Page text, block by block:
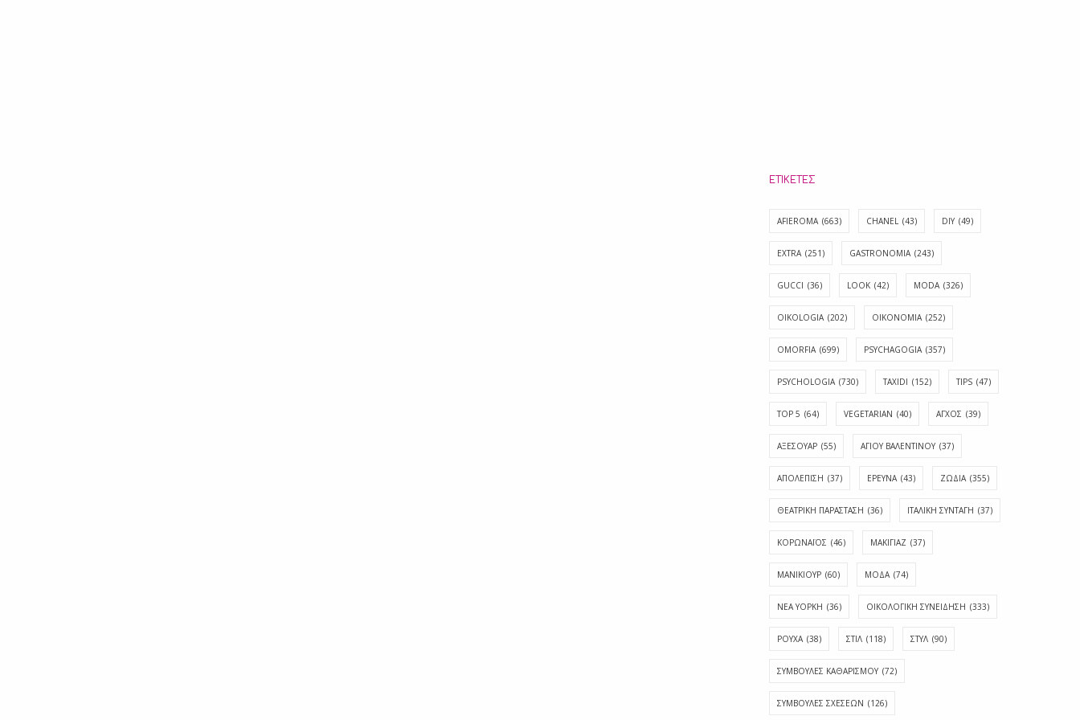
ΕΤΙΚΈΤΕΣ
AFIEROMA (663) CHANEL (43) DIY (49)
EXTRA (251) GASTRONOMIA (243)
GUCCI (36) LOOK (42) MODA (326)
OIKOLOGIA (202) OIKONOMIA (252)
OMORFIA (699) PSYCHAGOGIA (357)
PSYCHOLOGIA (730) TAXIDI (152) TIPS (47)
TOP 5 (64) VEGETARIAN (40) ΑΓΧΟΣ (39)
ΑΞΕΣΟΥΑΡ (55) ΑΓΊΟΥ ΒΑΛΕΝΤΊΝΟΥ (37)
ΑΠΟΛΈΠΙΣΗ (37) ΕΡΕΥΝΑ (43) ΖΩΔΙΑ (355)
ΘΕΑΤΡΙΚΗ ΠΑΡΑΣΤΑΣΗ (36) ΙΤΑΛΙΚΗ ΣΥΝΤΑΓΗ (37)
ΚΟΡΩΝΑΪΟΣ (46) ΜΑΚΙΓΙΑΖ (37)
ΜΑΝΙΚΙΟΥΡ (60) ΜΟΔΑ (74)
ΝΕΑ ΥΟΡΚΗ (36) ΟΙΚΟΛΟΓΙΚΗ ΣΥΝΕΙΔΗΣΗ (333)
ΡΟΥΧΑ (38) ΣΤΙΛ (118) ΣΤΥΛ (90)
ΣΥΜΒΟΥΛΕΣ ΚΑΘΑΡΙΣΜΟΥ (72)
ΣΥΜΒΟΥΛΕΣ ΣΧΕΣΕΩΝ (126)